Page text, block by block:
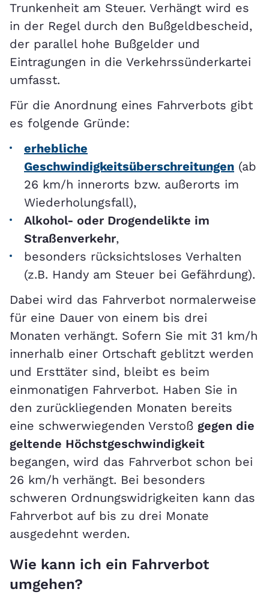
Trunkenheit am Steuer. Verhängt wird es
in der Regel durch den Bußgeldbescheid,
der parallel hohe Bußgelder und
Eintragungen in die Verkehrssünderkartei
umfasst.
Für die Anordnung eines Fahrverbots gibt
es folgende Gründe:
erhebliche
Geschwindigkeitsüberschreitungen (ab
26 km/h innerorts bzw. außerorts im
Wiederholungsfall),
Alkohol- oder Drogendelikte im
Straßenverkehr,
besonders rücksichtsloses Verhalten
(z.B. Handy am Steuer bei Gefährdung).
Dabei wird das Fahrverbot normalerweise
für eine Dauer von einem bis drei
Monaten verhängt. Sofern Sie mit 31 km/h
innerhalb einer Ortschaft geblitzt werden
und Ersttäter sind, bleibt es beim
einmonatigen Fahrverbot. Haben Sie in
den zurückliegenden Monaten bereits
eine schwerwiegenden Verstoß gegen die
geltende Höchstgeschwindigkeit
begangen, wird das Fahrverbot schon bei
26 km/h verhängt. Bei besonders
schweren Ordnungswidrigkeiten kann das
Fahrverbot auf bis zu drei Monate
ausgedehnt werden.
Wie kann ich ein Fahrverbot
umgehen?